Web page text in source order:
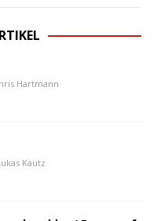
Hartmann
Kautz